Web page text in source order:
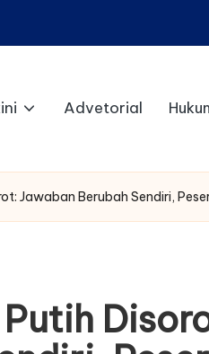
Advetorial
Jawaban Berubah Sendiri,